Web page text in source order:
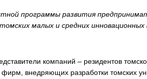
программы развития
малых и средних
компаний – резидентов
внедряющих разработки томских